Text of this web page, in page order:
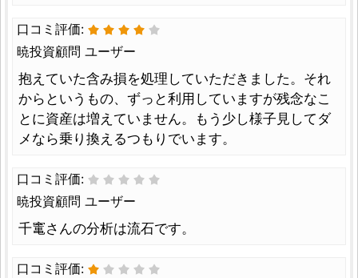
口コミ評価:
暁投資顧問 ユーザー
抱えていた含み損を処理していただきました。それ
からというもの、ずっと利用していますが残念なこ
とに資産は増えていません。もう少し様子見してダ
メなら乗り換えるつもりでいます。
口コミ評価:
暁投資顧問 ユーザー
千竃さんの分析は流石です。
口コミ評価: